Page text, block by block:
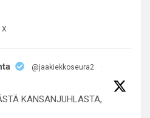
X
@jaakiekkoseura2
·
KANSANJUHLASTA,